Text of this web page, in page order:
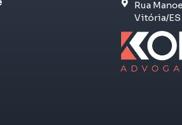
Rua
Vitória/